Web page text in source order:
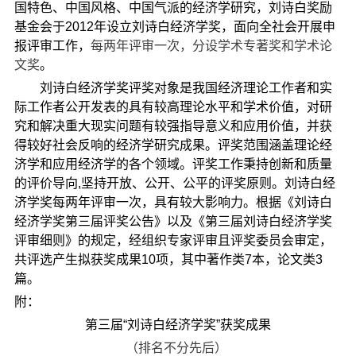
国特色、中国风格、中国气派的经济学研究，刘诗白奖励
基金会于2012年设立刘诗白经济学奖，面向全社会开展申
报评审工作， 每两年评审一次，分设学术专著奖和学术论
文奖。
刘诗白经济学奖评奖对象是我国经济理论工作者和实
际工作者公开发表的具有较高理论水平和学术价值，对研
究和解决重大现实问题有较强指导意义和应用价值，并获
得较好社会反响的经济学研究成果。评奖范围涵盖理论经
济学和应用经济学的各个领域。评奖工作秉持创新和质量
的评价导向,坚持开放、公开、公平的评奖原则。刘诗白经
济学奖每两年评审一次，具有较大影响力。根据《刘诗白
经济学奖第三届评奖公告》以及《第三届刘诗白经济学奖
评审细则》的规定，经组织专家评审且评奖委员会审定，
共评选产生拟获奖成果10项，其中著作类7本，论文类3
篇。
附：
第三届“刘诗白经济学奖”获奖成果
（排名不分先后）